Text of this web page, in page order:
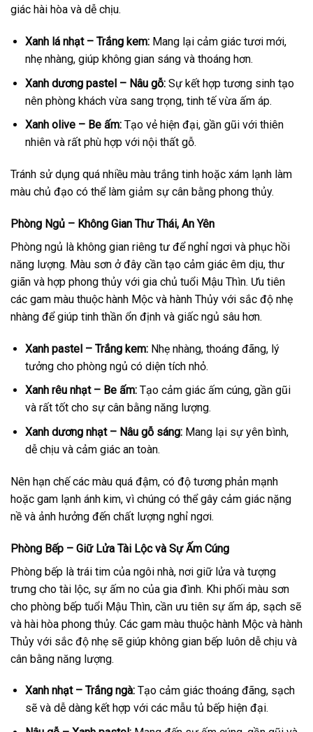
giác hài hòa và dễ chịu.
Xanh lá nhạt – Trắng kem:Mang lại cảm giác tươi mới,
nhẹ nhàng, giúp không gian sáng và thoáng hơn.
Xanh dương pastel – Nâu gỗ:Sự kết hợp tương sinh tạo
nên phòng khách vừa sang trọng, tinh tế vừa ấm áp.
Xanh olive – Be ấm:Tạo vẻ hiện đại, gần gũi với thiên
nhiên và rất phù hợp với nội thất gỗ.
Tránh sử dụng quá nhiều màu trắng tinh hoặc xám lạnh làm
màu chủ đạo có thể làm giảm sự cân bằng phong thủy.
Phòng Ngủ – Không Gian Thư Thái, An Yên
Phòng ngủ là không gian riêng tư để nghỉ ngơi và phục hồi
năng lượng. Màu sơn ở đây cần tạo cảm giác êm dịu, thư
giãn và hợp phong thủy với gia chủ tuổi Mậu Thìn. Ưu tiên
các gam màu thuộc hành Mộc và hành Thủy với sắc độ nhẹ
nhàng để giúp tinh thần ổn định và giấc ngủ sâu hơn.
Xanh pastel – Trắng kem:Nhẹ nhàng, thoáng đãng, lý
tưởng cho phòng ngủ có diện tích nhỏ.
Xanh rêu nhạt – Be ấm:Tạo cảm giác ấm cúng, gần gũi
và rất tốt cho sự cân bằng năng lượng.
Xanh dương nhạt – Nâu gỗ sáng:Mang lại sự yên bình,
dễ chịu và cảm giác an toàn.
Nên hạn chế các màu quá đậm, có độ tương phản mạnh
hoặc gam lạnh ánh kim, vì chúng có thể gây cảm giác nặng
nề và ảnh hưởng đến chất lượng nghỉ ngơi.
Phòng Bếp – Giữ Lửa Tài Lộc và Sự Ấm Cúng
Phòng bếp là trái tim của ngôi nhà, nơi giữ lửa và tượng
trưng cho tài lộc, sự ấm no của gia đình. Khi phối màu sơn
cho phòng bếp tuổi Mậu Thìn, cần ưu tiên sự ấm áp, sạch sẽ
và hài hòa phong thủy. Các gam màu thuộc hành Mộc và hành
Thủy với sắc độ nhẹ sẽ giúp không gian bếp luôn dễ chịu và
cân bằng năng lượng.
Xanh nhạt – Trắng ngà:Tạo cảm giác thoáng đãng, sạch
sẽ và dễ dàng kết hợp với các mẫu tủ bếp hiện đại.